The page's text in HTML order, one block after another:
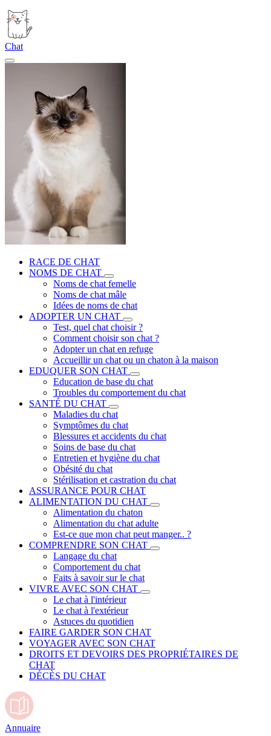
Chat
RACE DE CHAT
NOMS DE CHAT
Noms de chat femelle
Noms de chat mâle
Idées de noms de chat
ADOPTER UN CHAT
Test, quel chat choisir ?
Comment choisir son chat ?
Adopter un chat en refuge
Accueillir un chat ou un chaton à la maison
EDUQUER SON CHAT
Education de base du chat
Troubles du comportement du chat
SANTÉ DU CHAT
Maladies du chat
Symptômes du chat
Blessures et accidents du chat
Soins de base du chat
Entretien et hygiène du chat
Obésité du chat
Stérilisation et castration du chat
ASSURANCE POUR CHAT
ALIMENTATION DU CHAT
Alimentation du chaton
Alimentation du chat adulte
Est-ce que mon chat peut manger.. ?
COMPRENDRE SON CHAT
Langage du chat
Comportement du chat
Faits à savoir sur le chat
VIVRE AVEC SON CHAT
Le chat à l'intérieur
Le chat à l'extérieur
Astuces du quotidien
FAIRE GARDER SON CHAT
VOYAGER AVEC SON CHAT
DROITS ET DEVOIRS DES PROPRIÉTAIRES DE
CHAT
DÉCÈS DU CHAT
Annuaire